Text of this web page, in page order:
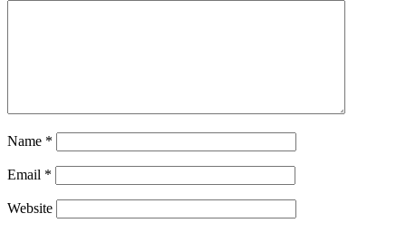
Name *
Email *
Website